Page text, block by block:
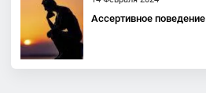
Ассертивное поведение